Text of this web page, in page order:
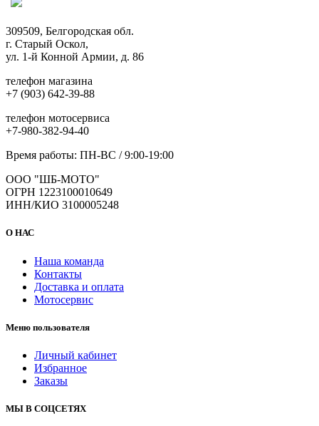
309509, Белгородская обл.
г. Старый Оскол,
ул. 1-й Конной Армии, д. 86
телефон магазина
+7 (903) 642-39-88
телефон мотосервиса
+7-980-382-94-40
Время работы: ПН-ВС / 9:00-19:00
ООО "ШБ-МОТО"
ОГРН 1223100010649
ИНН/КИО 3100005248
О НАС
Наша команда
Контакты
Доставка и оплата
Мотосервис
Меню пользователя
Личный кабинет
Избранное
Заказы
МЫ В СОЦСЕТЯХ